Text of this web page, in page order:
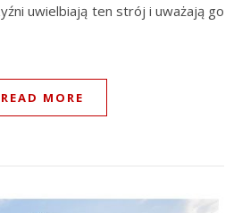
uwielbiają ten strój i uważają go
READ MORE